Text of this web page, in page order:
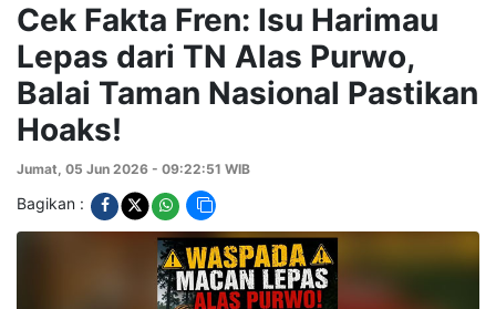
Cek Fakta Fren: Isu Harimau
Lepas dari TN Alas Purwo,
Balai Taman Nasional Pastikan
Hoaks!
Jumat, 05 Jun 2026 - 09:22:51 WIB
Bagikan :